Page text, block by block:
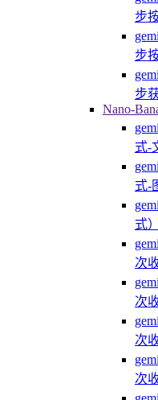
步
步
步
Nano-
式-
式-
式）
次
次
次
次